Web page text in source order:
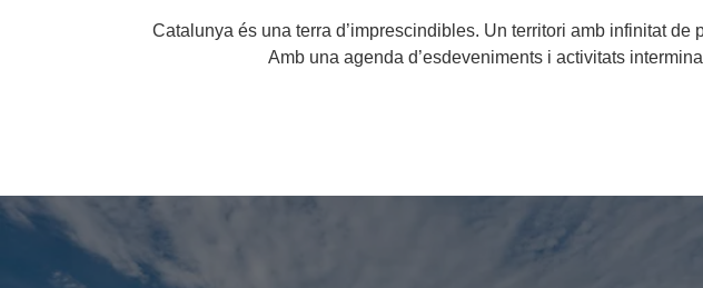
Catalunya és una terra d’imprescindibles. Un territori amb infinitat
Amb una agenda d’esdeveniments i activitats